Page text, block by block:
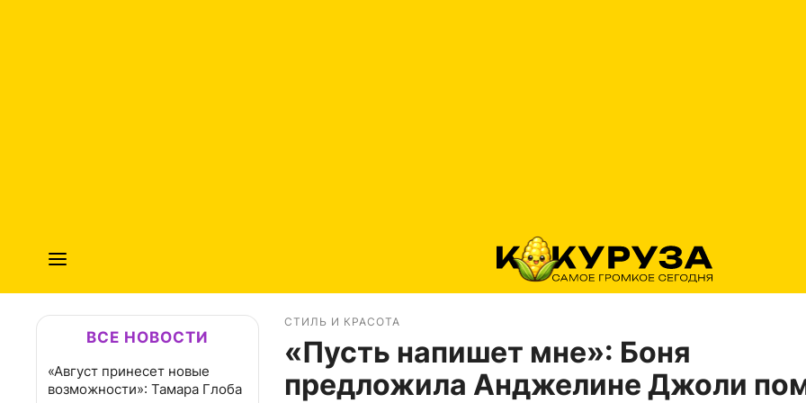
ВСЕ НОВОСТИ
«Август принесет новые
возможности»: Тамара Глоба
СТИЛЬ И КРАСОТА
«Пусть напишет мне»: Боня
предложила Анджелине Джоли